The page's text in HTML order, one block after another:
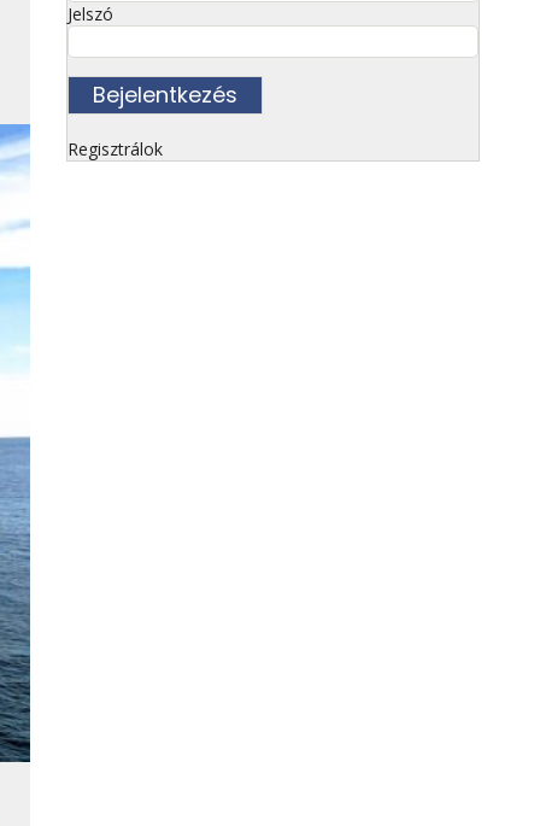
Jelszó
Regisztrálok